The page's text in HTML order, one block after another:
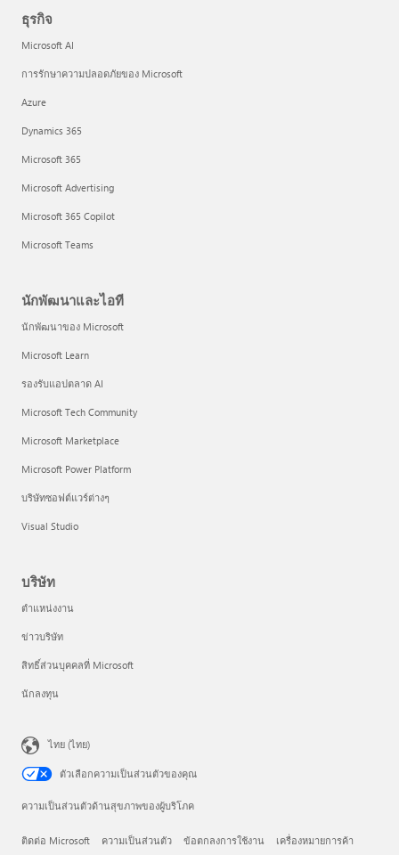
ธุรกิจ
Microsoft AI
การรักษาความปลอดภัยของ Microsoft
Azure
Dynamics 365
Microsoft 365
Microsoft Advertising
Microsoft 365 Copilot
Microsoft Teams
นักพัฒนาและไอที
นักพัฒนาของ Microsoft
Microsoft Learn
รองรับแอปตลาด AI
Microsoft Tech Community
Microsoft Marketplace
Microsoft Power Platform
บริษัทซอฟต์แวร์ต่างๆ
Visual Studio
บริษัท
ตำแหน่งงาน
ข่าวบริษัท
สิทธิ์ส่วนบุคคลที่ Microsoft
นักลงทุน
ไทย (ไทย)
ตัวเลือกความเป็นส่วนตัวของคุณ
ความเป็นส่วนตัวด้านสุขภาพของผู้บริโภค
ติดต่อ Microsoft ความเป็นส่วนตัว ข้อตกลงการใช้งาน เครื่องหมายการค้า